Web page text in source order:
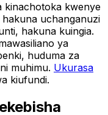
kinachotoka kwenye
uchanganuzi
hakuna kuingia.
ya
huduma za
muhimu. Ukurasa
kiufundi.